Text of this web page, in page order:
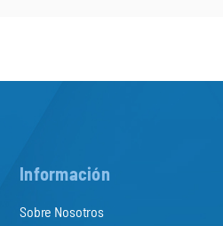
Información
Sobre Nosotros